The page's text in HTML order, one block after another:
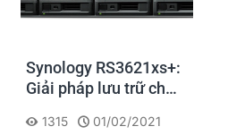
Synology RS3621xs+:
Giải pháp lưu trữ cho
bảo an toàn và chính
1315
01/02/2021